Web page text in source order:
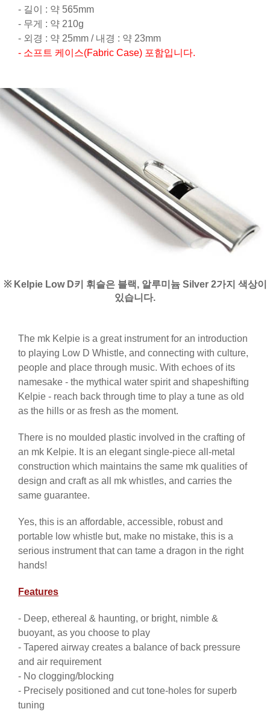
- 길이 : 약 565mm
- 무게 : 약 210g
- 외경 : 약 25mm / 내경 : 약 23mm
- 소프트 케이스(Fabric Case) 포함입니다.
※ Kelpie Low D키 휘슬은 블랙, 알루미늄 Silver 2가지 색상이
있습니다.
The mk Kelpie is a great instrument for an introduction
to playing Low D Whistle, and connecting with culture,
people and place through music. With echoes of its
namesake - the mythical water spirit and shapeshifting
Kelpie - reach back through time to play a tune as old
as the hills or as fresh as the moment.
There is no moulded plastic involved in the crafting of
an mk Kelpie. It is an elegant single-piece all-metal
construction which maintains the same mk qualities of
design and craft as all mk whistles, and carries the
same guarantee.
Yes, this is an affordable, accessible, robust and
portable low whistle but, make no mistake, this is a
serious instrument that can tame a dragon in the right
hands!
Features
- Deep, ethereal & haunting, or bright, nimble &
buoyant, as you choose to play
- Tapered airway creates a balance of back pressure
and air requirement
- No clogging/blocking
- Precisely positioned and cut tone-holes for superb
tuning